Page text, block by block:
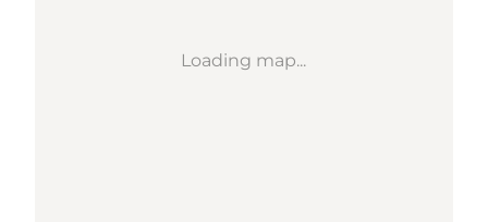
Loading map...